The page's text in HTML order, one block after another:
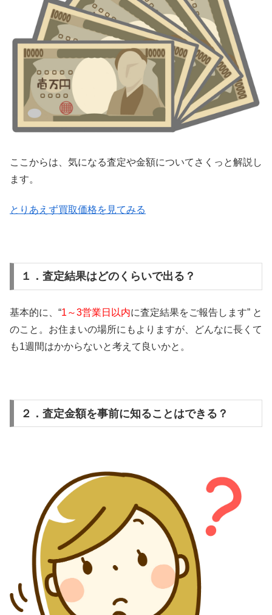
ここからは、気になる査定や金額についてさくっと解説し
ます。
とりあえず買取価格を見てみる
１．査定結果はどのくらいで出る？
基本的に、“1～3営業日以内に査定結果をご報告します” と
のこと。お住まいの場所にもよりますが、どんなに長くて
も1週間はかからないと考えて良いかと。
２．査定金額を事前に知ることはできる？